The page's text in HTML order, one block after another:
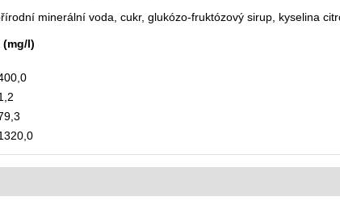
minerální voda, cukr, glukózo-fruktózový sirup, kyselina
(mg/l)